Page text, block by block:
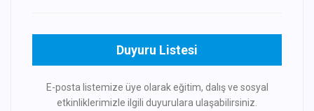
Duyuru Listesi
E-posta listemize üye olarak eğitim, dalış ve sosyal
etkinliklerimizle ilgili duyurulara ulaşabilirsiniz.